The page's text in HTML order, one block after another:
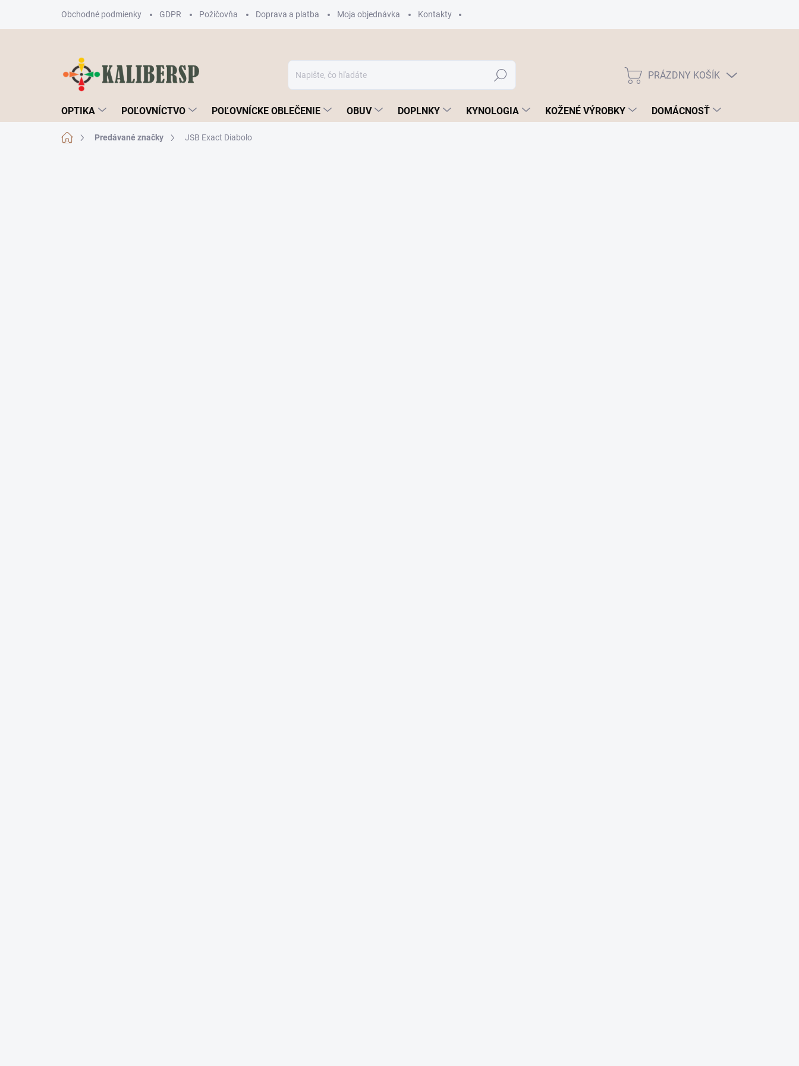
obsah
Obchodné podmienky GDPR Požičovňa Doprava a platba Moja objednávka Kontakty
Hľadať
NÁKUPNÝ
PRÁZDNY KOŠÍK
OPTIKA POĽOVNÍCTVO POĽOVNÍCKE OBLEČENIE OBUV DOPLNKY KYNOLOGIA KOŽENÉ VÝROBKY DOMÁCNOSŤ
DomovPredávané značky JSB Exact Diabolo